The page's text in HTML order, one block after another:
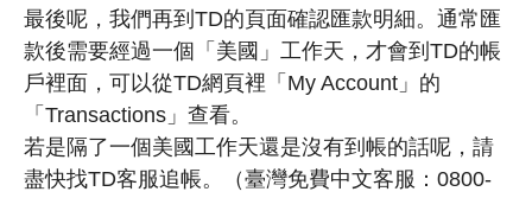
最後呢，我們再到TD的頁面確認匯款明細。通常匯
款後需要經過一個「美國」工作天，才會到TD的帳
戶裡面，可以從TD網頁裡「My Account」的
「Transactions」查看。
若是隔了一個美國工作天還是沒有到帳的話呢，請
盡快找TD客服追帳。
（臺灣免費中文客服：0800-